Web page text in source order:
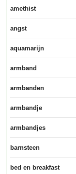
amethist
angst
aquamarijn
armband
armbanden
armbandje
armbandjes
barnsteen
bed en breakfast